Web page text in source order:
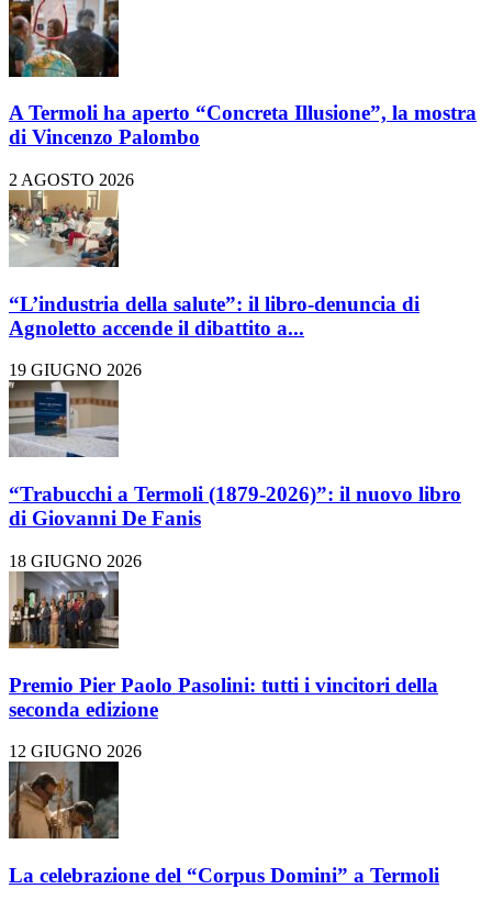
A Termoli ha aperto “Concreta Illusione”, la mostra
di Vincenzo Palombo
2 AGOSTO 2026
“L’industria della salute”: il libro-denuncia di
Agnoletto accende il dibattito a...
19 GIUGNO 2026
“Trabucchi a Termoli (1879-2026)”: il nuovo libro
di Giovanni De Fanis
18 GIUGNO 2026
Premio Pier Paolo Pasolini: tutti i vincitori della
seconda edizione
12 GIUGNO 2026
La celebrazione del “Corpus Domini” a Termoli